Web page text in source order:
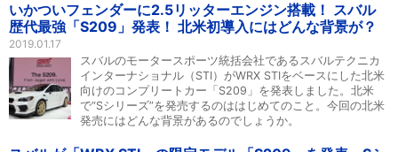
いかついフェンダーに2.5リッターエンジン搭載！ スバル
歴代最強「S209」発表！ 北米初導入にはどんな背景が？
2019.01.17
スバルのモータースポーツ統括会社であるスバルテクニカ
インターナショナル（STI）がWRX STIをベースにした北米
向けのコンプリートカー「S209」を発表しました。北米
で“Sシリーズ”を発売するのははじめてのこと。今回の北米
発売にはどんな背景があるのでしょうか。